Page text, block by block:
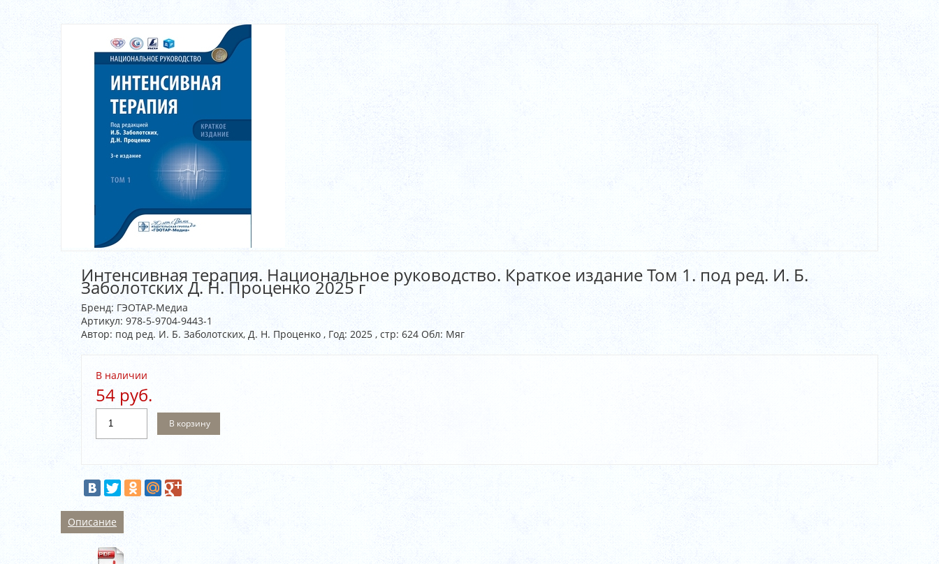
Интенсивная терапия. Национальное руководство. Краткое издание Том 1. под ред. И. Б.
Заболотских Д. Н. Проценко 2025 г
Бренд: ГЭОТАР-Медиа
Артикул: 978-5-9704-9443-1
Автор: под ред. И. Б. Заболотских, Д. Н. Проценко , Год: 2025 , стр: 624 Обл: Мяг
В наличии
54 руб.
В корзину
Описание